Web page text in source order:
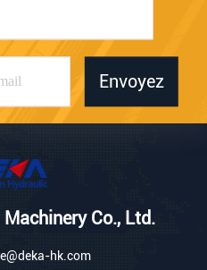
Envoyez
Co., Ltd.
hk.com